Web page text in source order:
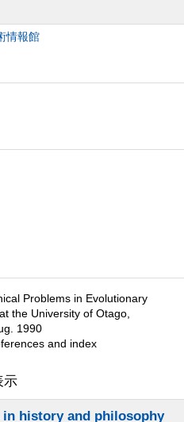
情報館
Problems in Evolutionary
the University of Otago,
1990
and index
示
history and philosophy